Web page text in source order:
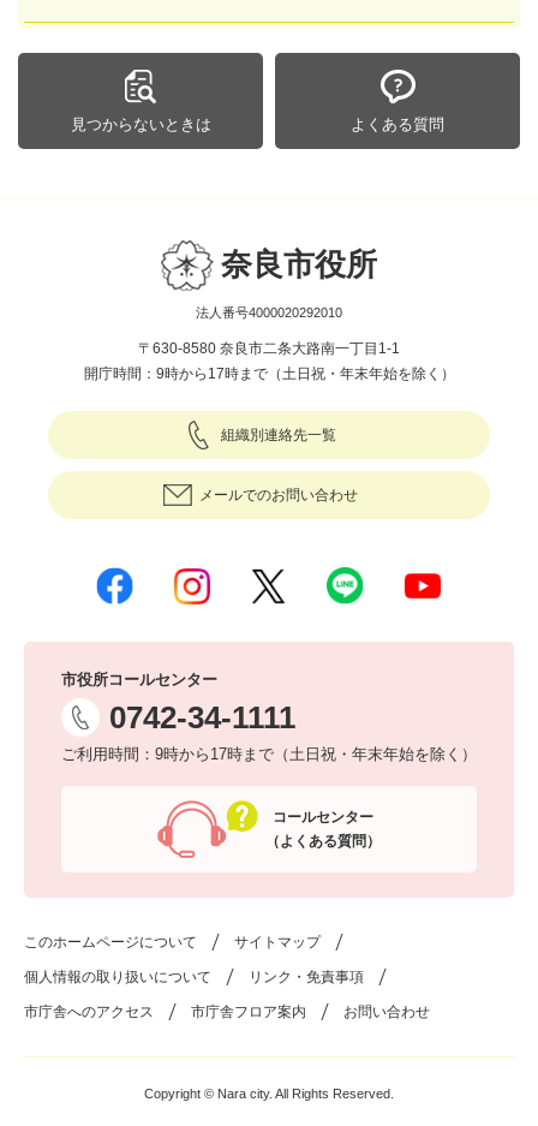
見つからないときは よくある質問
奈良市役所
法人番号4000020292010
〒630-8580 奈良市二条大路南一丁目1-1
開庁時間：9時から17時まで（土日祝・年末年始を除く）
組織別連絡先一覧
メールでのお問い合わせ
市役所コールセンター
0742-34-1111
ご利用時間：9時から17時まで（土日祝・年末年始を除く）
コールセンター
（よくある質問）
このホームページについて サイトマップ
個人情報の取り扱いについて リンク・免責事項
市庁舎へのアクセス 市庁舎フロア案内 お問い合わせ
Copyright © Nara city. All Rights Reserved.